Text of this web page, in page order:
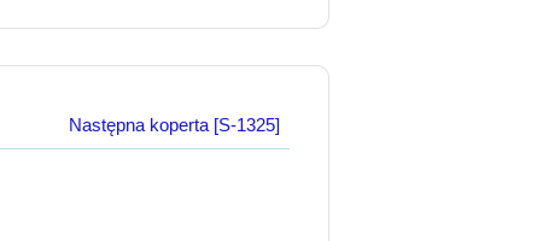
Następna koperta [S-1325]